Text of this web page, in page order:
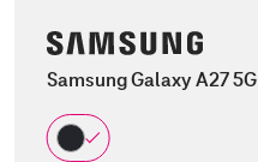
Samsung Galaxy A27 5G